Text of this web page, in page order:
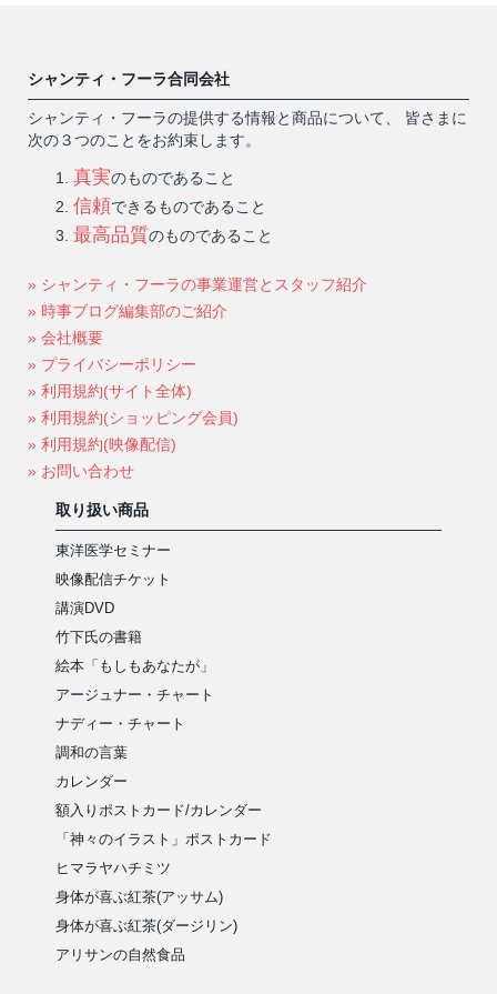
シャンティ・フーラ合同会社
シャンティ・フーラの提供する情報と商品について、 皆さまに
次の３つのことをお約束します。
真実のものであること
信頼できるものであること
最高品質のものであること
» シャンティ・フーラの事業運営とスタッフ紹介
» 時事ブログ編集部のご紹介
» 会社概要
» プライバシーポリシー
» 利用規約(サイト全体)
» 利用規約(ショッピング会員)
» 利用規約(映像配信)
» お問い合わせ
取り扱い商品
東洋医学セミナー
映像配信チケット
講演DVD
竹下氏の書籍
絵本「もしもあなたが」
アージュナー・チャート
ナディー・チャート
調和の言葉
カレンダー
額入りポストカード/カレンダー
「神々のイラスト」ポストカード
ヒマラヤハチミツ
身体が喜ぶ紅茶(アッサム)
身体が喜ぶ紅茶(ダージリン)
アリサンの自然食品